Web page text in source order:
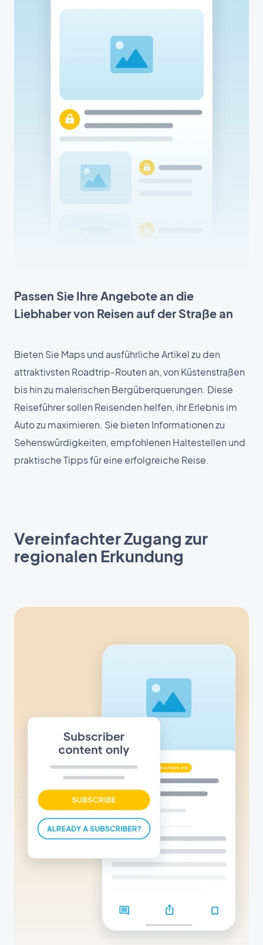
Passen Sie Ihre Angebote an die
Liebhaber von Reisen auf der Straße an
Bieten Sie Maps und ausführliche Artikel zu den
attraktivsten Roadtrip-Routen an, von Küstenstraßen
bis hin zu malerischen Bergüberquerungen. Diese
Reiseführer sollen Reisenden helfen, ihr Erlebnis im
Auto zu maximieren. Sie bieten Informationen zu
Sehenswürdigkeiten, empfohlenen Haltestellen und
praktische Tipps für eine erfolgreiche Reise.
Vereinfachter Zugang zur
regionalen Erkundung